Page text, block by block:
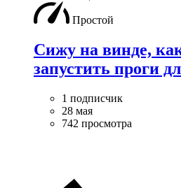
Простой
Сижу на винде,
запустить проги
1 подписчик
28 мая
742 просмотра